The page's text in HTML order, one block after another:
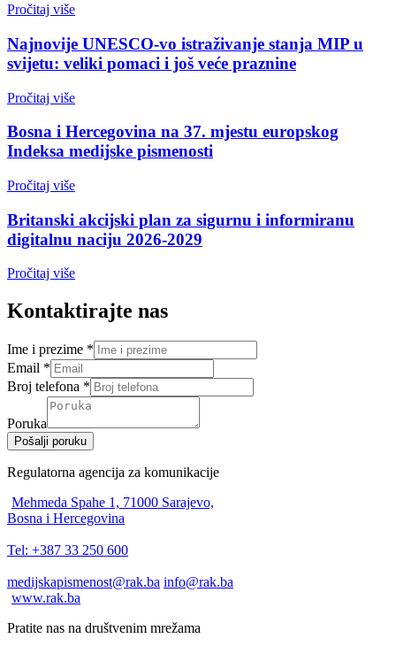
Pročitaj više
Najnovije UNESCO-vo istraživanje stanja MIP u
svijetu: veliki pomaci i još veće praznine
Pročitaj više
Bosna i Hercegovina na 37. mjestu europskog
Indeksa medijske pismenosti
Pročitaj više
Britanski akcijski plan za sigurnu i informiranu
digitalnu naciju 2026-2029
Pročitaj više
Kontaktirajte nas
Ime i prezime *
Email *
Broj telefona *
Poruka
Pošalji poruku
Regulatorna agencija za komunikacije
Mehmeda Spahe 1, 71000 Sarajevo,
Bosna i Hercegovina
Tel: +387 33 250 600
medijskapismenost@rak.ba info@rak.ba
www.rak.ba
Pratite nas na društvenim mrežama